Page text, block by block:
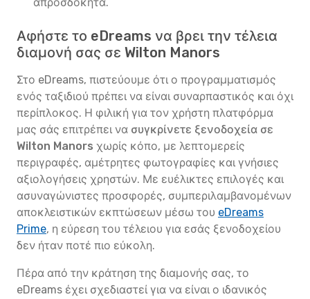
Αφήστε το eDreams να βρει την τέλεια
διαμονή σας σε Wilton Manors
Στο eDreams, πιστεύουμε ότι ο προγραμματισμός
ενός ταξιδιού πρέπει να είναι συναρπαστικός και όχι
περίπλοκος. Η φιλική για τον χρήστη πλατφόρμα
μας σάς επιτρέπει να συγκρίνετε ξενοδοχεία σε
Wilton Manors χωρίς κόπο, με λεπτομερείς
περιγραφές, αμέτρητες φωτογραφίες και γνήσιες
αξιολογήσεις χρηστών. Με ευέλικτες επιλογές και
ασυναγώνιστες προσφορές, συμπεριλαμβανομένων
αποκλειστικών εκπτώσεων μέσω του eDreams
Prime, η εύρεση του τέλειου για εσάς ξενοδοχείου
δεν ήταν ποτέ πιο εύκολη.
Πέρα από την κράτηση της διαμονής σας, το
eDreams έχει σχεδιαστεί για να είναι ο ιδανικός